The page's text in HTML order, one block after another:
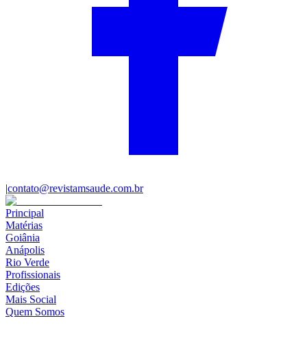
|contato@revistamsaude.com.br
Principal
Matérias
Goiânia
Anápolis
Rio Verde
Profissionais
Edições
Mais Social
Quem Somos